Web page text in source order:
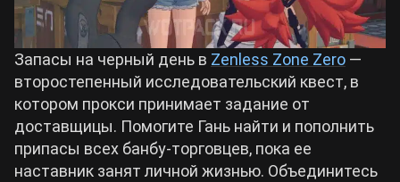
Wuthering Waves
Roblox
Hogwarts Legacy
Запасы на черный день в Zenless Zone Zero —
второстепенный исследовательский квест, в
котором прокси принимает задание от
доставщицы. Помогите Гань найти и пополнить
припасы всех банбу-торговцев, пока ее
наставник занят личной жизнью. Объединитесь